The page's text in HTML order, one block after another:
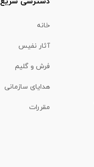
خانه
آثار نفیس
فرش و گلیم
هدایای سازمانی
مقررات